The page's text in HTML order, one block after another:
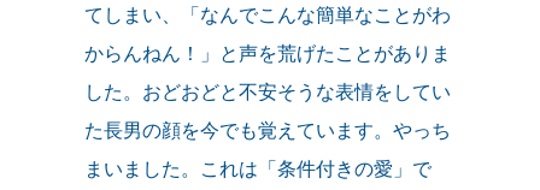
てしまい、「なんでこんな簡単なことがわ
からんねん！」と声を荒げたことがありま
した。おどおどと不安そうな表情をしてい
た長男の顔を今でも覚えています。やっち
まいました。これは「条件付きの愛」で